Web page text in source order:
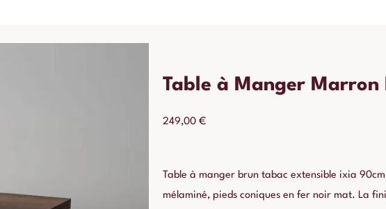
Table à Manger
249,00 €
Table à manger brun tabac extensible ixia
mélaminé, pieds coniques en fer noir mat. La